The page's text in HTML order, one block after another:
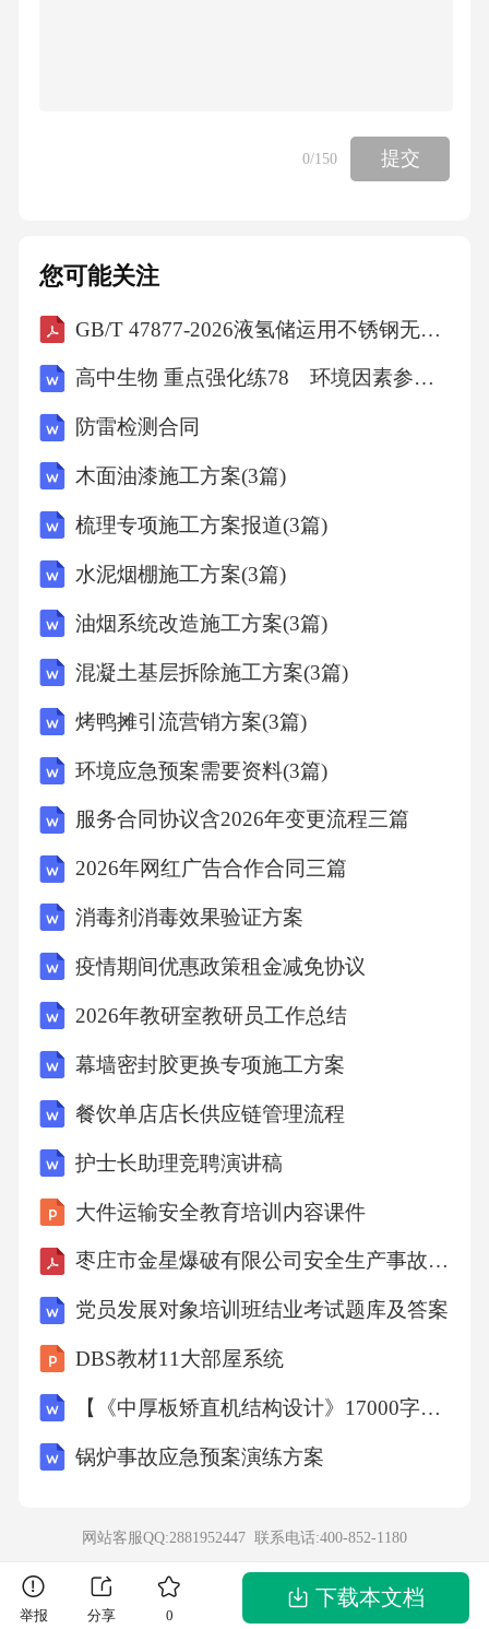
款：若合同采用非固定汇率，双方同意以[具体
日期，如付款日]或[具体汇率来源，如中国银行
单据条款7.1卖方应在发货前/装运后[具体天数]
内，将以下单据通过[电子/纸质]方式提交给买
方/银行：(a)商业发票一式[份数]份；(b)装箱单
[份数]份；(d)原产地证明[份数]份；(e)检验证书
（如需）[份数]份；(f)[其他根据合同约定或信
用证要求需要提供的单据]。7.2单据要求：所有
单据须内容准确、完整、规范，符合相关法律
赔、担保与不可抗力8.1索赔：若一方违反本合
同约定，守约方有权向违约方提出索赔，索赔
金额包括实际损失和合理的费用。8.2卖方保
证：卖方保证其提供的货物不侵犯任何第三方
的知识产权。如因此发生纠纷，由卖方负责解
决，并承担由此产生的一切法律责任和费用。8.
3不可抗力：任何一方因不可抗力（如战争、严
重自然灾害、政府行为等）不能履行合同时，
天数]内通知对方，并提供相关证明文件。双方
应根据不可抗力的影响，协商决定是否延期履
行、部分履行或解除合同。第九条法律适用与
争议解决9.1法律适用：本合同的订立、效力、
解释、履行及争议解决均适用中华人民共和国
法律。9.2争议解决：因本合同引起的或与本合
同有关的任何争议，双方应首先通过友好协商
解决。协商不成的，任何一方均有权将争议提
仲裁]：提交[具体仲裁机构名称，如中国国际经
济贸易仲裁委员会（CIETAC）]按照其届时有效
的仲裁规则进行仲裁。仲裁地点在[具体城市]。
仲裁裁决是终局的，对双方均有约束力。(b)[选
效：本合同自双方授权代表签字并加盖公司公
0/150 提交
您可能关注
GB/T 47877-2026液氢储运用不锈钢无缝钢管
高中生物 重点强化练78 环境因素参与调节植物的生命活动
防雷检测合同
木面油漆施工方案(3篇)
梳理专项施工方案报道(3篇)
水泥烟棚施工方案(3篇)
油烟系统改造施工方案(3篇)
混凝土基层拆除施工方案(3篇)
烤鸭摊引流营销方案(3篇)
环境应急预案需要资料(3篇)
服务合同协议含2026年变更流程三篇
2026年网红广告合作合同三篇
消毒剂消毒效果验证方案
疫情期间优惠政策租金减免协议
2026年教研室教研员工作总结
幕墙密封胶更换专项施工方案
餐饮单店店长供应链管理流程
护士长助理竞聘演讲稿
大件运输安全教育培训内容课件
枣庄市金星爆破有限公司安全生产事故应急预案1
党员发展对象培训班结业考试题库及答案
DBS教材11大部屋系统
【《中厚板矫直机结构设计》17000字（论文）】
锅炉事故应急预案演练方案
网站客服QQ:2881952447 联系电话:400-852-1180
举报 分享 0
下载本文档